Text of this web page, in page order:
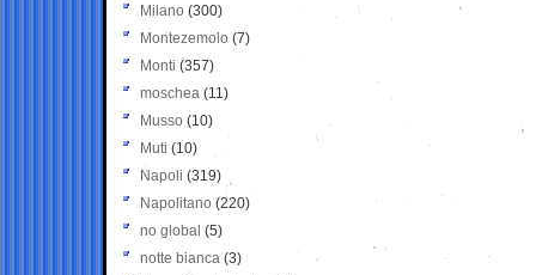
Milano (300)
Montezemolo (7)
Monti (357)
moschea (11)
Musso (10)
Muti (10)
Napoli (319)
Napolitano (220)
no global (5)
notte bianca (3)